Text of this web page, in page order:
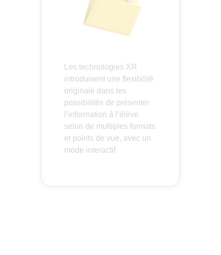
Les technologies XR
introduisent une flexibilité
originale dans les
possibilités de présenter
l’information à l’élève
selon de multiples formats
et points de vue, avec un
mode interactif